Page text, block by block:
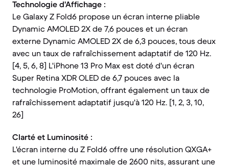
Technologie d'Affichage :
Le Galaxy Z Fold6 propose un écran interne pliable
Dynamic AMOLED 2X de 7,6 pouces et un écran
externe Dynamic AMOLED 2X de 6,3 pouces, tous deux
avec un taux de rafraîchissement adaptatif de 120 Hz.
[4, 5, 6, 8] L'iPhone 13 Pro Max est doté d'un écran
Super Retina XDR OLED de 6,7 pouces avec la
technologie ProMotion, offrant également un taux de
rafraîchissement adaptatif jusqu'à 120 Hz. [1, 2, 3, 10,
26]
Clarté et Luminosité :
L'écran interne du Z Fold6 offre une résolution QXGA+
et une luminosité maximale de 2600 nits, assurant une